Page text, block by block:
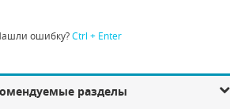
ошибку?Ctrl + Enter
разделы